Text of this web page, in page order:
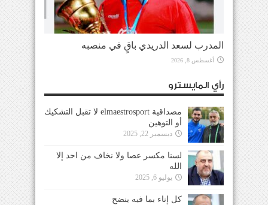
المدرب لسعد الدريدي باقٍ في منصبه
أغسطس 8, 2026
رأي المايسترو
مصداقية elmaestrosport لا تقبل التشكيك
أو التوهين
ديسمبر 22, 2025
لسنا مكسر عصا ولا نخاف من احد إلا
الله
يوليو 6, 2025
كل إناء بما فيه ينضح